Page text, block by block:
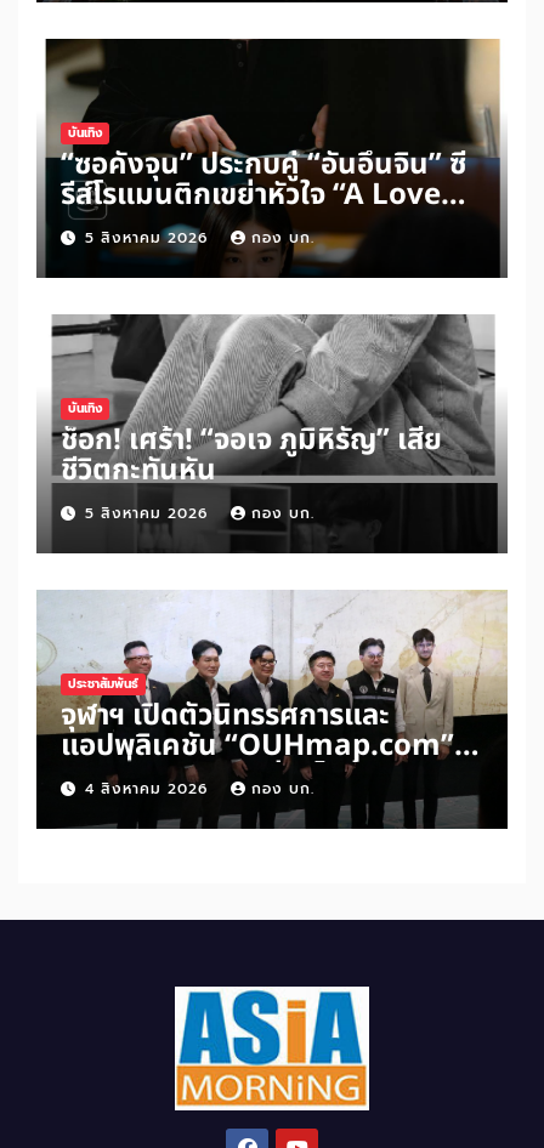
บันเทิง
“ซอคังจุน” ประกบคู่ “อันอึนจิน” ซี
รีส์โรแมนติกเขย่าหัวใจ “A Love
Other Than Yours”
5 สิงหาคม 2026 กอง บก.
บันเทิง
ช็อก! เศร้า! “จอเจ ภูมิหิรัญ” เสีย
ชีวิตกะทันหัน
5 สิงหาคม 2026 กอง บก.
ประชาสัมพันธ์
จุฬาฯ เปิดตัวนิทรรศการและ
แอปพลิเคชัน “OUHmap.com”
ระยะที่ 2 ปักหมุดย่านไชน่าทาวน์–
บรรทัดทอง–สามย่าน เชื่อมโยง
มรดกเมืองสามัญด้าน “อาหาร–
4 สิงหาคม 2026 กอง บก.